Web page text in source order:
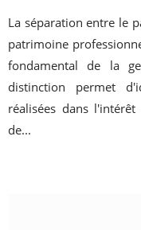
La séparation entre le
patrimoine
fondamental de la
distinction permet
réalisées dans
de...